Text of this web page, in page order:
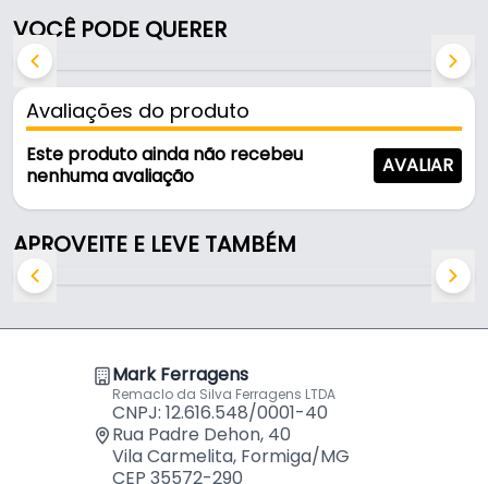
Fabricada em Aço Inox 201 com acabamento inox, é
resistente e durável no uso diário.
Características:
- Marca: Hd
- Modelo: Dob. Reta Pistão Inox
- Material: Aço Inox 201
- Com amortecedor: Sim
VOCÊ PODE QUERER
Avaliações do produto
Este produto ainda não recebeu
nenhuma avaliação
AVALIAR
APROVEITE E LEVE TAMBÉM
Mark Ferragens
Remaclo da Silva Ferragens LTDA
CNPJ: 12.616.548/0001-40
Rua Padre Dehon, 40
Vila Carmelita, Formiga/MG
CEP 35572-290